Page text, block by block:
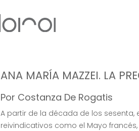
ANA MARÍA MAZZEI. LA
Por Costanza De Rogatis
A partir de la década de los
reivindicativos como el Mayo